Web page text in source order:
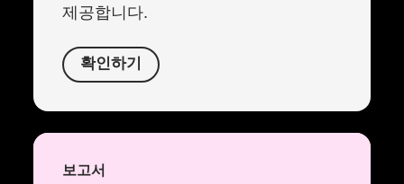
제공합니다.
확인하기
보고서